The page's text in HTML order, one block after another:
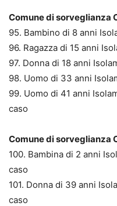
Comune di sorveglianza
95. Bambino di 8 anni
96. Ragazza di 15 anni
97. Donna di 18 anni
98. Uomo di 33 anni
99. Uomo di 41 anni
caso
Comune di sorveglianza
100. Bambina di 2 anni
caso
101. Donna di 39 anni
caso